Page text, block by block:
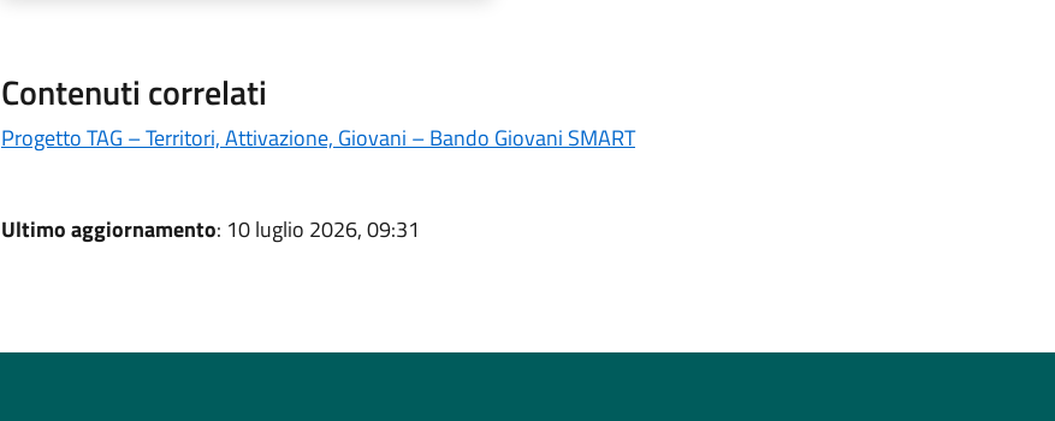
Contenuti correlati
Progetto TAG – Territori, Attivazione, Giovani – Bando Giovani SMART
Ultimo aggiornamento: 10 luglio 2026, 09:31